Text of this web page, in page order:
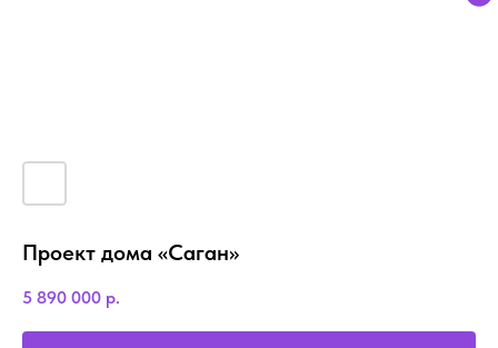
Проект дома «Саган»
5 890 000 р.